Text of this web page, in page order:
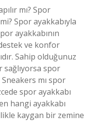
mı? Spor
Spor ayakkabıyla
ayakkabının
ve konfor
Sahip olduğunuz
spor
Sneakers mı spor
spor ayakkabı
hangi ayakkabı
kaygan bir zemine